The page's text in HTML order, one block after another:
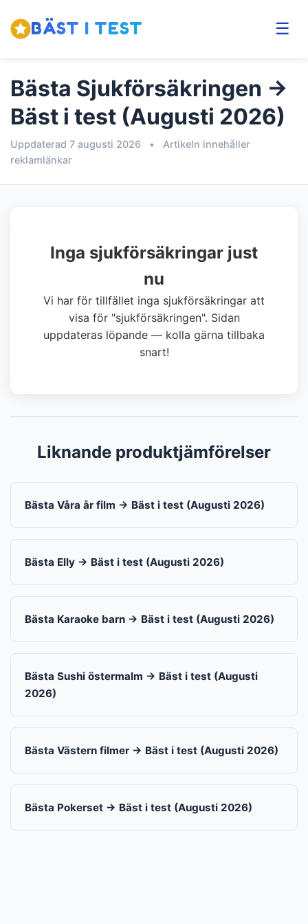
BÄST I TEST ☰
Bästa Sjukförsäkringen →
Bäst i test (Augusti 2026)
Uppdaterad 7 augusti 2026 •
Artikeln innehåller
reklamlänkar
Inga sjukförsäkringar just
nu
Vi har för tillfället inga sjukförsäkringar att
visa för "sjukförsäkringen". Sidan
uppdateras löpande — kolla gärna tillbaka
snart!
Liknande produktjämförelser
Bästa Våra år film → Bäst i test (Augusti 2026)
Bästa Elly → Bäst i test (Augusti 2026)
Bästa Karaoke barn → Bäst i test (Augusti 2026)
Bästa Sushi östermalm → Bäst i test (Augusti
2026)
Bästa Västern filmer → Bäst i test (Augusti 2026)
Bästa Pokerset → Bäst i test (Augusti 2026)